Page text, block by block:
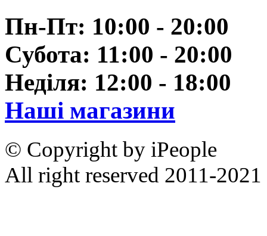
Пн-Пт: 10:00 - 20:00
Субота: 11:00 - 20:00
Неділя: 12:00 - 18:00
Наші магазини
© Copyright by iPeople
All right reserved 2011-2021